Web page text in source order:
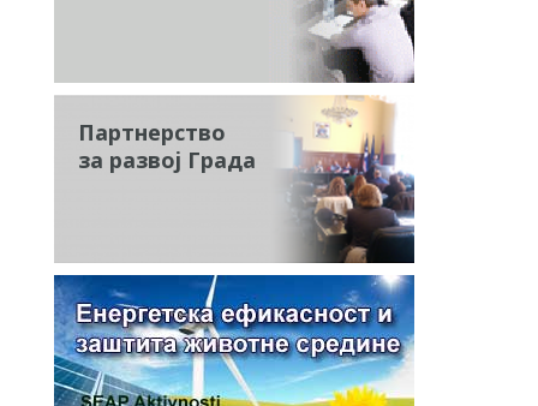
Партнерство
за развој Града